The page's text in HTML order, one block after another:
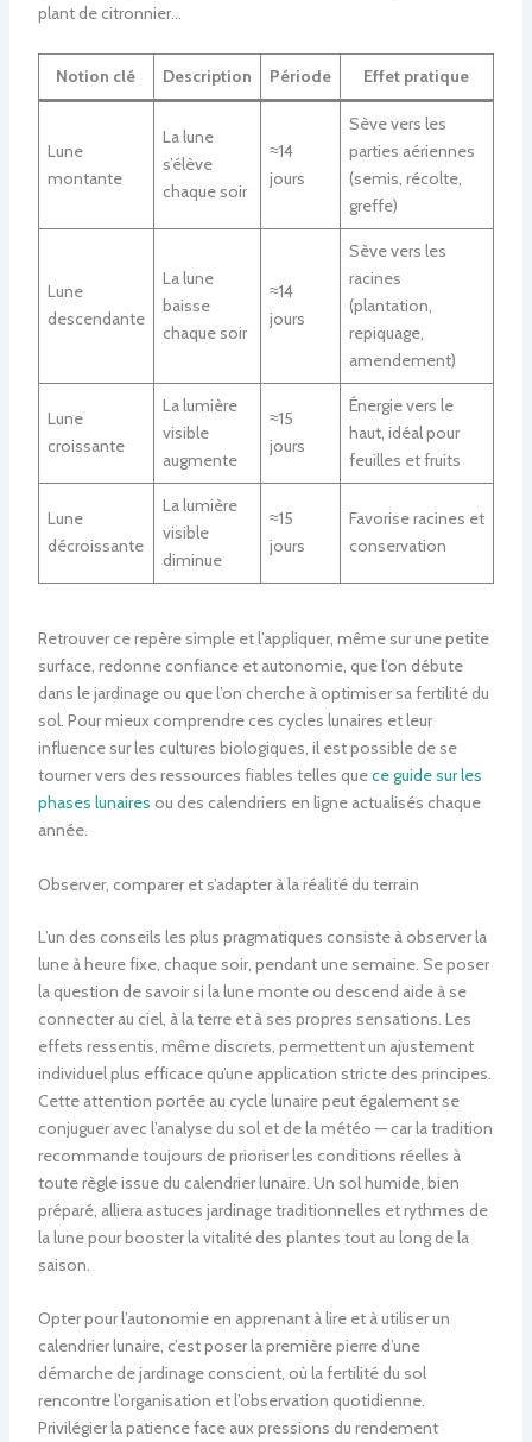
plant de citronnier…
Notion clé Description Période Effet pratique
Lune
montante
La lune
s’élève
chaque soir
≈14
jours
Sève vers les
parties aériennes
(semis, récolte,
greffe)
Lune
descendante
La lune
baisse
chaque soir
≈14
jours
Sève vers les
racines
(plantation,
repiquage,
amendement)
Lune
croissante
La lumière
visible
augmente
≈15
jours
Énergie vers le
haut, idéal pour
feuilles et fruits
Lune
décroissante
La lumière
visible
diminue
≈15
jours
Favorise racines et
conservation
Retrouver ce repère simple et l’appliquer, même sur une petite
surface, redonne confiance et autonomie, que l’on débute
dans le jardinage ou que l’on cherche à optimiser sa fertilité du
sol. Pour mieux comprendre ces cycles lunaires et leur
influence sur les cultures biologiques, il est possible de se
tourner vers des ressources fiables telles quece guide sur les
phases lunaires ou des calendriers en ligne actualisés chaque
année.
Observer, comparer et s’adapter à la réalité du terrain
L’un des conseils les plus pragmatiques consiste à observer la
lune à heure fixe, chaque soir, pendant une semaine. Se poser
la question de savoir si la lune monte ou descend aide à se
connecter au ciel, à la terre et à ses propres sensations. Les
effets ressentis, même discrets, permettent un ajustement
individuel plus efficace qu’une application stricte des principes.
Cette attention portée au cycle lunaire peut également se
conjuguer avec l’analyse du sol et de la météo — car la tradition
recommande toujours de prioriser les conditions réelles à
toute règle issue du calendrier lunaire. Un sol humide, bien
préparé, alliera astuces jardinage traditionnelles et rythmes de
la lune pour booster la vitalité des plantes tout au long de la
saison.
Opter pour l’autonomie en apprenant à lire et à utiliser un
calendrier lunaire, c’est poser la première pierre d’une
démarche de jardinage conscient, où la fertilité du sol
rencontre l’organisation et l’observation quotidienne.
Privilégier la patience face aux pressions du rendement